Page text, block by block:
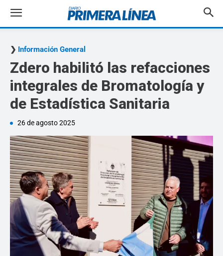
Información General
Zdero habilitó las refacciones
integrales de Bromatología y
de Estadística Sanitaria
26 de agosto 2025